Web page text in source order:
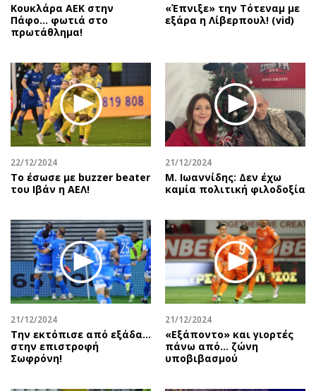
Κουκλάρα ΑΕΚ στην
Πάφο… φωτιά στο
πρωτάθλημα!
«Έπνιξε» την Τότεναμ με
εξάρα η Λίβερπουλ! (vid)
22/12/2024
Το έσωσε με buzzer beater
του Ιβάν η ΑΕΛ!
21/12/2024
Μ. Ιωαννίδης: Δεν έχω
καμία πολιτική φιλοδοξία
21/12/2024
Την εκτόπισε από εξάδα…
στην επιστροφή
Σωφρόνη!
21/12/2024
«Εξάποντο» και γιορτές
πάνω από… ζώνη
υποβιβασμού